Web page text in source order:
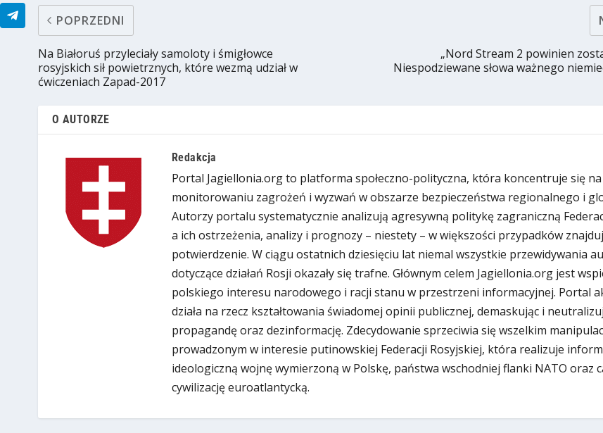
POPRZEDNI
Na Białoruś przyleciały samoloty i śmigłowce
rosyjskich sił powietrznych, które wezmą udział w
ćwiczeniach Zapad-2017
„Nord Stream 2 powinien
Niespodziewane słowa ważnego
O AUTORZE
Redakcja
Portal Jagiellonia.org to platforma społeczno-polityczna, która koncentruje się na
monitorowaniu zagrożeń i wyzwań w obszarze bezpieczeństwa regionalnego i
Autorzy portalu systematycznie analizują agresywną politykę zagraniczną
a ich ostrzeżenia, analizy i prognozy – niestety – w większości przypadków
potwierdzenie. W ciągu ostatnich dziesięciu lat niemal wszystkie przewidywania
dotyczące działań Rosji okazały się trafne. Głównym celem Jagiellonia.org jest
polskiego interesu narodowego i racji stanu w przestrzeni informacyjnej. Portal
działa na rzecz kształtowania świadomej opinii publicznej, demaskując i
propagandę oraz dezinformację. Zdecydowanie sprzeciwia się wszelkim
prowadzonym w interesie putinowskiej Federacji Rosyjskiej, która realizuje
ideologiczną wojnę wymierzoną w Polskę, państwa wschodniej flanki NATO oraz
cywilizację euroatlantycką.